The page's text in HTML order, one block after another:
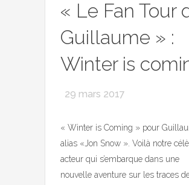
« Le Fan Tour
Guillaume » :
Winter is
29 mars 2017
« Winter is Coming » pour
alias «Jon Snow ». Voilà notre
acteur qui s’embarque dans une
nouvelle aventure sur les traces